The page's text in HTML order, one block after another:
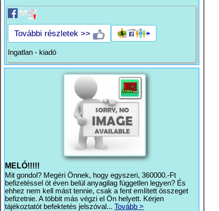
További részletek >>
Ingatlan - kiadó
MELÓ!!!!!
Mit gondol? Megéri Önnek, hogy egyszeri, 360000.-Ft
befizetéssel öt éven belül anyagilag független legyen? És
ehhez nem kell mást tennie, csak a fent említett összeget
befizetnie. A többit más végzi el Ön helyett. Kérjen
tájékoztatót befektetés jelszóval... Tovább >